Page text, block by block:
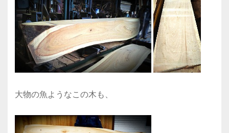
大物の魚ようなこの木も、